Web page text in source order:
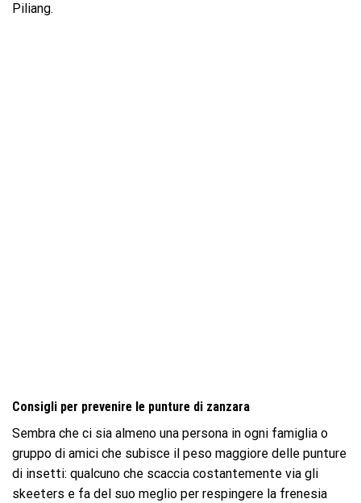
Piliang.
Consigli per prevenire le punture di zanzara
Sembra che ci sia almeno una persona in ogni famiglia o
gruppo di amici che subisce il peso maggiore delle punture
di insetti: qualcuno che scaccia costantemente via gli
skeeters e fa del suo meglio per respingere la frenesia